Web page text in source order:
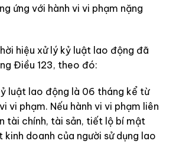
ứng với hành vi vi phạm nặng
hiệu xử lý kỷ luật lao động đã
Điều 123, theo đó:
luật lao động là 06 tháng kể từ
vi phạm. Nếu hành vi vi phạm liên
tài chính, tài sản, tiết lộ bí mật
kinh doanh của người sử dụng lao